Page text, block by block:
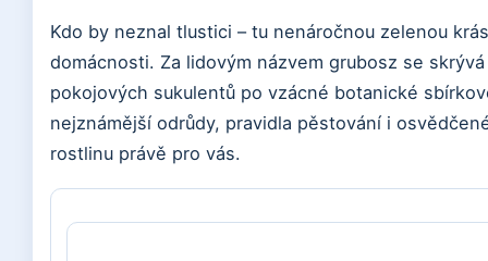
Kdo by neznal tlustici – tu nenáročnou zelenou
domácnosti. Za lidovým názvem grubosz se
pokojových sukulentů po vzácné botanické
nejznámější odrůdy, pravidla pěstování i
rostlinu právě pro vás.